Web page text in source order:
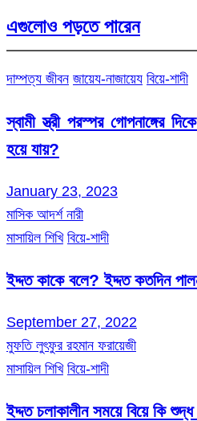
এগুলোও পড়তে পারেন
দাম্পত্য জীবন জায়েয-নাজায়েয বিয়ে-শাদী
স্বামী স্ত্রী পরস্পর গোপনাঙ্গের
হয়ে যায়?
January 23, 2023
মাসিক আদর্শ নারী
মাসায়িল শিখি বিয়ে-শাদী
ইদ্দত কাকে বলে? ইদ্দত কতদিন
September 27, 2022
মুফতি লুৎফুর রহমান ফরায়েজী
মাসায়িল শিখি বিয়ে-শাদী
ইদ্দত চলাকালীন সময়ে বিয়ে কি